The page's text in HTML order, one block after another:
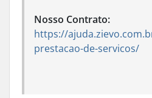
Nosso Contrato:
https://
prestacao-de-servicos/